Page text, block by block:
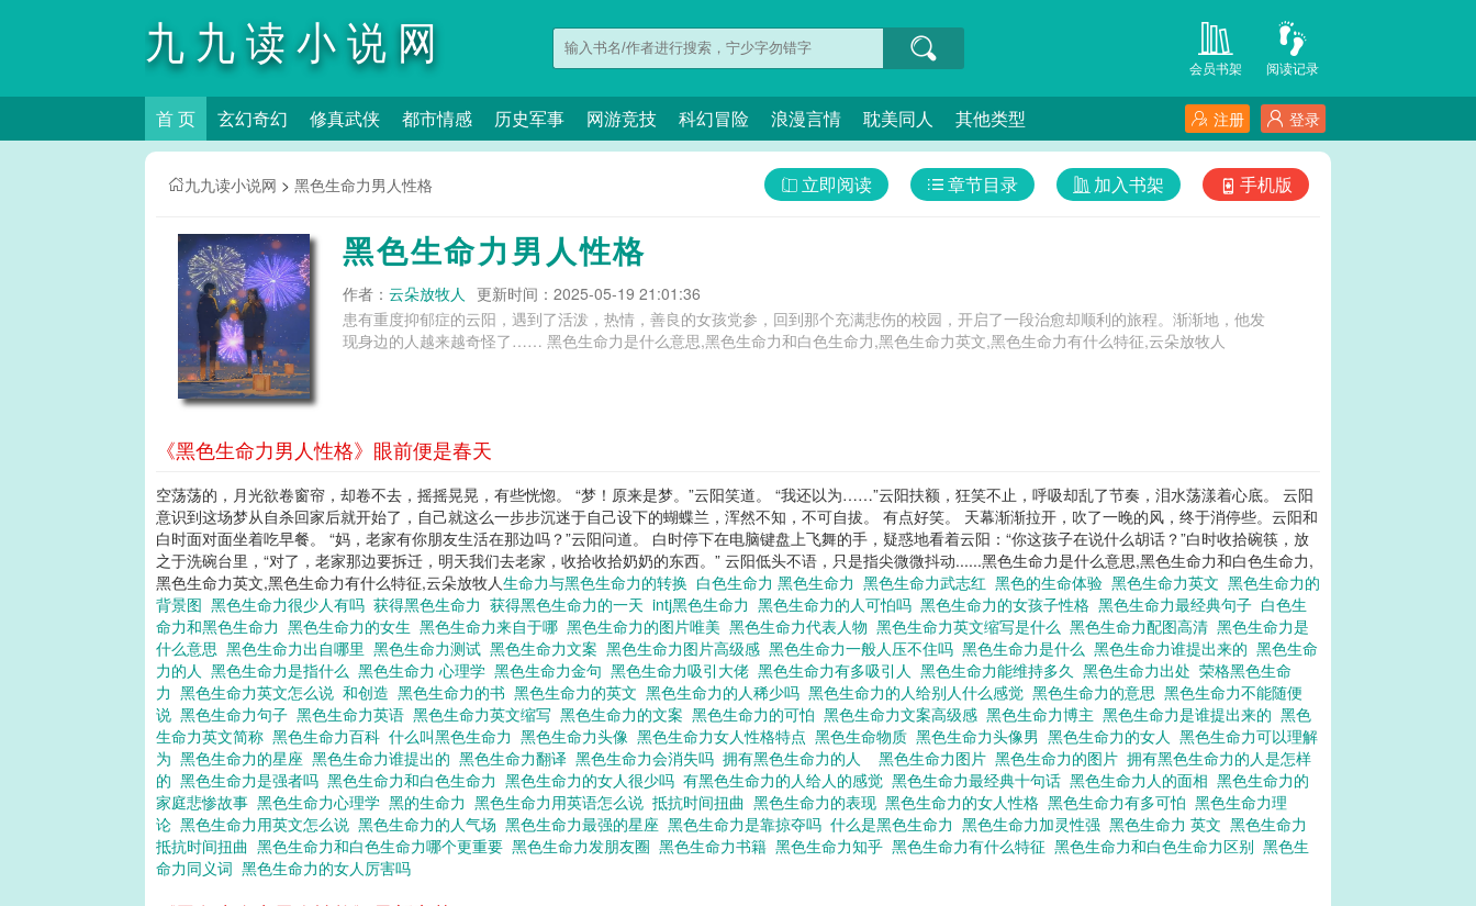
九九读小说网 阅读记录
会员书架
首 页 玄幻奇幻 修真武侠 都市情感 历史军事 网游竞技 科幻冒险 浪漫言情 耽美同人 其他类型 登录
注册
九九读小说网 > 黑色生命力男人性格 手机版
加入书架
章节目录
立即阅读
黑色生命力男人性格
作者： 云朵放牧人 更新时间：2025-05-19 21:01:36
患有重度抑郁症的云阳，遇到了活泼，热情，善良的女孩党参，回到那个充满悲伤的校园，开启了一段治愈却顺利的旅程。渐渐地，他发
现身边的人越来越奇怪了…… 黑色生命力是什么意思,黑色生命力和白色生命力,黑色生命力英文,黑色生命力有什么特征,云朵放牧人
《黑色生命力男人性格》眼前便是春天
空荡荡的，月光欲卷窗帘，却卷不去，摇摇晃晃，有些恍惚。 “梦！原来是梦。”云阳笑道。 “我还以为……”云阳扶额，狂笑不止，呼吸却乱了节奏，泪水荡漾着心底。 云阳
意识到这场梦从自杀回家后就开始了，自己就这么一步步沉迷于自己设下的蝴蝶兰，浑然不知，不可自拔。 有点好笑。 天幕渐渐拉开，吹了一晚的风，终于消停些。云阳和
白时面对面坐着吃早餐。 “妈，老家有你朋友生活在那边吗？”云阳问道。 白时停下在电脑键盘上飞舞的手，疑惑地看着云阳：“你这孩子在说什么胡话？”白时收拾碗筷，放
之于洗碗台里，“对了，老家那边要拆迁，明天我们去老家，收拾收拾奶奶的东西。” 云阳低头不语，只是指尖微微抖动......黑色生命力是什么意思,黑色生命力和白色生命力,
黑色生命力英文,黑色生命力有什么特征,云朵放牧人生命力与黑色生命力的转换 白色生命力 黑色生命力 黑色生命力武志红 黑色的生命体验 黑色生命力英文 黑色生命力的
背景图 黑色生命力很少人有吗 获得黑色生命力 获得黑色生命力的一天 intj黑色生命力 黑色生命力的人可怕吗 黑色生命力的女孩子性格 黑色生命力最经典句子 白色生
命力和黑色生命力 黑色生命力的女生 黑色生命力来自于哪 黑色生命力的图片唯美 黑色生命力代表人物 黑色生命力英文缩写是什么 黑色生命力配图高清 黑色生命力是
什么意思 黑色生命力出自哪里 黑色生命力测试 黑色生命力文案 黑色生命力图片高级感 黑色生命力一般人压不住吗 黑色生命力是什么 黑色生命力谁提出来的 黑色生命
力的人 黑色生命力是指什么 黑色生命力 心理学 黑色生命力金句 黑色生命力吸引大佬 黑色生命力有多吸引人 黑色生命力能维持多久 黑色生命力出处 荣格黑色生命
力 黑色生命力英文怎么说 和创造 黑色生命力的书 黑色生命力的英文 黑色生命力的人稀少吗 黑色生命力的人给别人什么感觉 黑色生命力的意思 黑色生命力不能随便
说 黑色生命力句子 黑色生命力英语 黑色生命力英文缩写 黑色生命力的文案 黑色生命力的可怕 黑色生命力文案高级感 黑色生命力博主 黑色生命力是谁提出来的 黑色
生命力英文简称 黑色生命力百科 什么叫黑色生命力 黑色生命力头像 黑色生命力女人性格特点 黑色生命物质 黑色生命力头像男 黑色生命力的女人 黑色生命力可以理解
为 黑色生命力的星座 黑色生命力谁提出的 黑色生命力翻译 黑色生命力会消失吗 拥有黑色生命力的人 黑色生命力图片 黑色生命力的图片 拥有黑色生命力的人是怎样
的 黑色生命力是强者吗 黑色生命力和白色生命力 黑色生命力的女人很少吗 有黑色生命力的人给人的感觉 黑色生命力最经典十句话 黑色生命力人的面相 黑色生命力的
家庭悲惨故事 黑色生命力心理学 黑的生命力 黑色生命力用英语怎么说 抵抗时间扭曲 黑色生命力的表现 黑色生命力的女人性格 黑色生命力有多可怕 黑色生命力理
论 黑色生命力用英文怎么说 黑色生命力的人气场 黑色生命力最强的星座 黑色生命力是靠掠夺吗 什么是黑色生命力 黑色生命力加灵性强 黑色生命力 英文 黑色生命力
抵抗时间扭曲 黑色生命力和白色生命力哪个更重要 黑色生命力发朋友圈 黑色生命力书籍 黑色生命力知乎 黑色生命力有什么特征 黑色生命力和白色生命力区别 黑色生
命力同义词 黑色生命力的女人厉害吗